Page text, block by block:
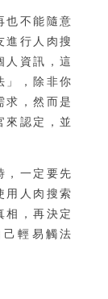
也不能隨意
進行人肉搜
人資訊，這
」，除非你
求，然而是
來認定，並
，一定要先
用人肉搜索
相，再決定
輕易觸法